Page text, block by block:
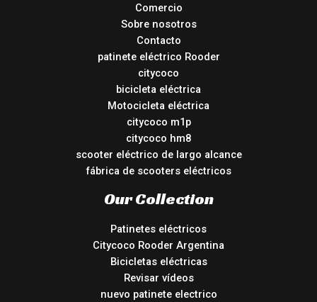
Comercio
Sobre nosotros
Contacto
patinete eléctrico Rooder
citycoco
bicicleta eléctrica
Motocicleta eléctrica
citycoco m1p
citycoco hm8
scooter eléctrico de largo alcance
fábrica de scooters eléctricos
Our Collection
Patinetes eléctricos
Citycoco Rooder Argentina
Bicicletas eléctricas
Revisar vídeos
nuevo patinete electrico